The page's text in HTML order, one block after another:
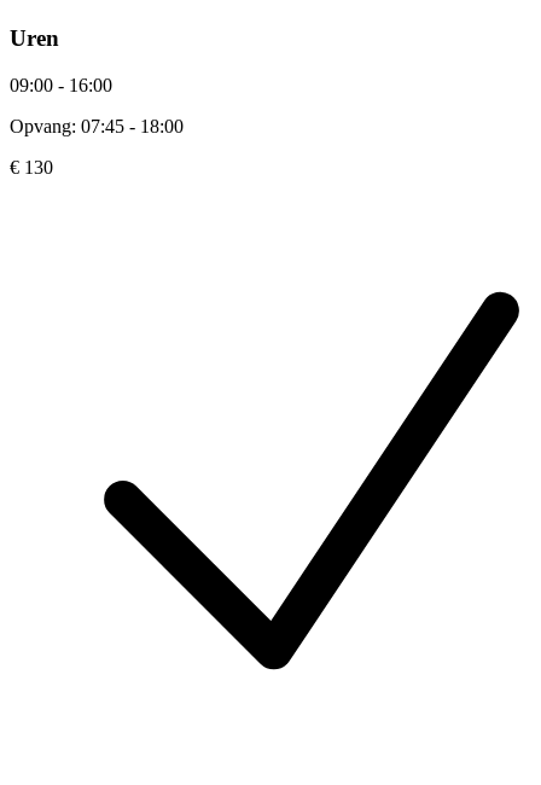
Uren
09:00 - 16:00
Opvang: 07:45 - 18:00
€ 130